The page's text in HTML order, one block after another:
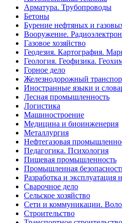
Арматура. Трубопроводы
Бетоны
Бурение нефтяных и
Вооружение.
Газовое хозяйство
Геодезия. Картография.
Геология. Геофизика.
Горное дело
Железнодорожный
Иностранные языки и
Лесная промышленность
Логистика
Машиностроение
Медицина и биоинженерия
Металлургия
Нефтегазовая
Педагогика. Психология
Пищевая промышленность
Промышленная
Разработка и
Сварочное дело
Сельское хозяйство
Сети и коммуникации.
Строительство